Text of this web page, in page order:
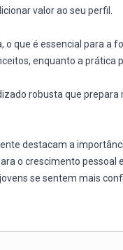
valor ao seu perfil.
que é essencial para a
enquanto a prática
robusta que prepara
destacam a
o crescimento pessoal
se sentem mais